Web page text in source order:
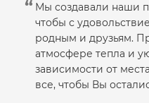
Мы создавали наши
чтобы с
родным и друзьям.
атмосфере тепла и
зависимости от
все, чтобы Вы